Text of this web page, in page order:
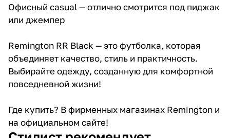
Офисный casual — отлично смотрится под пиджак
или джемпер
Remington RR Black — это футболка, которая
объединяет качество, стиль и практичность.
Выбирайте одежду, созданную для комфортной
повседневной жизни!
Где купить? В фирменных магазинах Remington и
на официальном сайте!